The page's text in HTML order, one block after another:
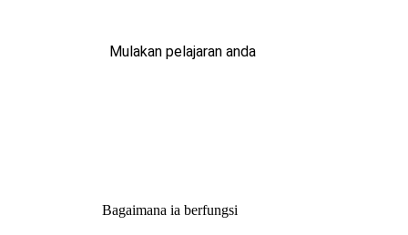
Mulakan pelajaran anda
Bagaimana ia berfungsi